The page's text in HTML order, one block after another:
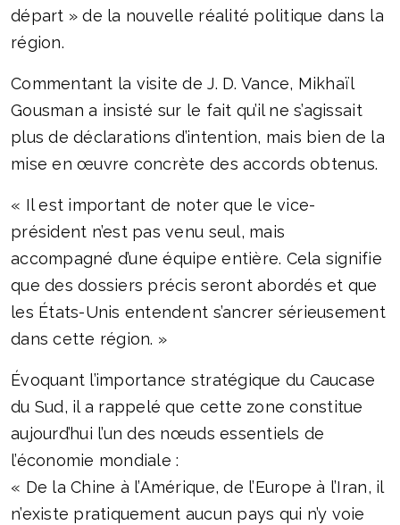
départ » de la nouvelle réalité politique dans la
région.
Commentant la visite de J. D. Vance, Mikhaïl
Gousman a insisté sur le fait qu’il ne s’agissait
plus de déclarations d’intention, mais bien de la
mise en œuvre concrète des accords obtenus.
« Il est important de noter que le vice-
président n’est pas venu seul, mais
accompagné d’une équipe entière. Cela signifie
que des dossiers précis seront abordés et que
les États-Unis entendent s’ancrer sérieusement
dans cette région. »
Évoquant l’importance stratégique du Caucase
du Sud, il a rappelé que cette zone constitue
aujourd’hui l’un des nœuds essentiels de
l’économie mondiale :
« De la Chine à l’Amérique, de l’Europe à l’Iran, il
n’existe pratiquement aucun pays qui n’y voie